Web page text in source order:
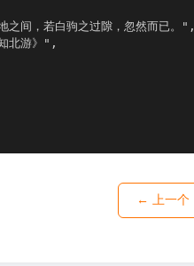
间，若白驹之过隙，忽然而已。",
游》",
← 上一个